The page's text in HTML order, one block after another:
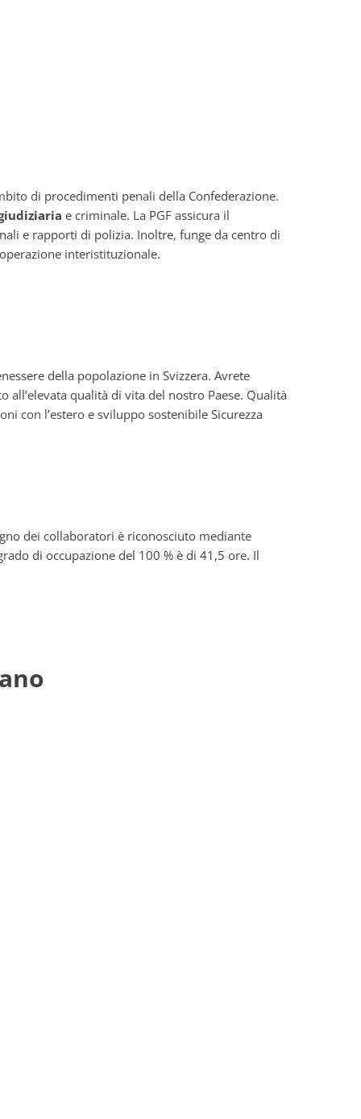
di procedimenti penali della Confederazione.
e criminale. La PGF assicura il
e rapporti di polizia. Inoltre, funge da centro di
interistituzionale.
della popolazione in Svizzera. Avrete
qualità di vita del nostro Paese. Qualità
con l’estero e sviluppo sostenibile Sicurezza
dei collaboratori è riconosciuto mediante
di occupazione del 100 % è di 41,5 ore. Il